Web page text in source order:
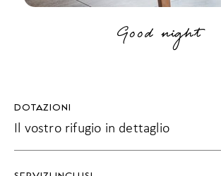
Good night
DOTAZIONI
Il vostro rifugio in dettaglio